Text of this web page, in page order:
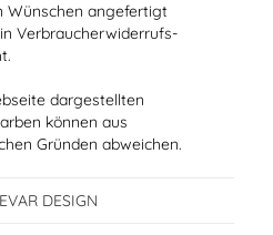
Wünschen angefertigt
Verbraucherwiderrufs-
dargestellten
können aus
Gründen abweichen.
DESIGN